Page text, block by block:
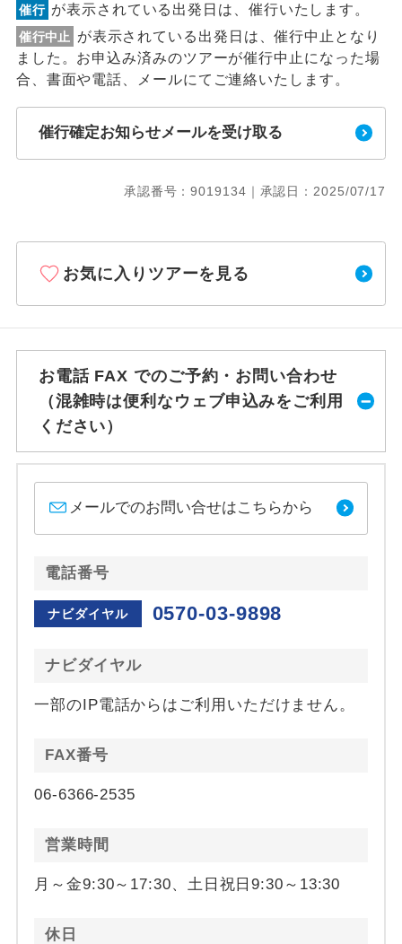
催行 が表示されている出発日は、催行いたします。
催行中止
が表示されている出発日は、催行中止となり
ました。お申込み済みのツアーが催行中止になった場
合、書面や電話、メールにてご連絡いたします。
催行確定お知らせメールを受け取る
承認番号：9019134｜承認日：2025/07/17
お気に入りツアーを見る
お電話 FAX でのご予約・お問い合わせ
（混雑時は便利なウェブ申込みをご利用
ください）
メールでのお問い合せはこちらから
電話番号
ナビダイヤル 0570-03-9898
ナビダイヤル
一部のIP電話からはご利用いただけません。
FAX番号
06-6366-2535
営業時間
月～金9:30～17:30、土日祝日9:30～13:30
休日